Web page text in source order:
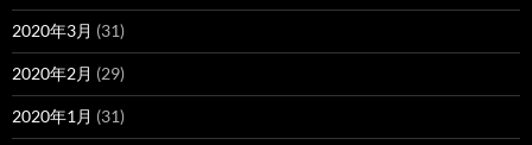
2020年3月 (31)
2020年2月 (29)
2020年1月 (31)